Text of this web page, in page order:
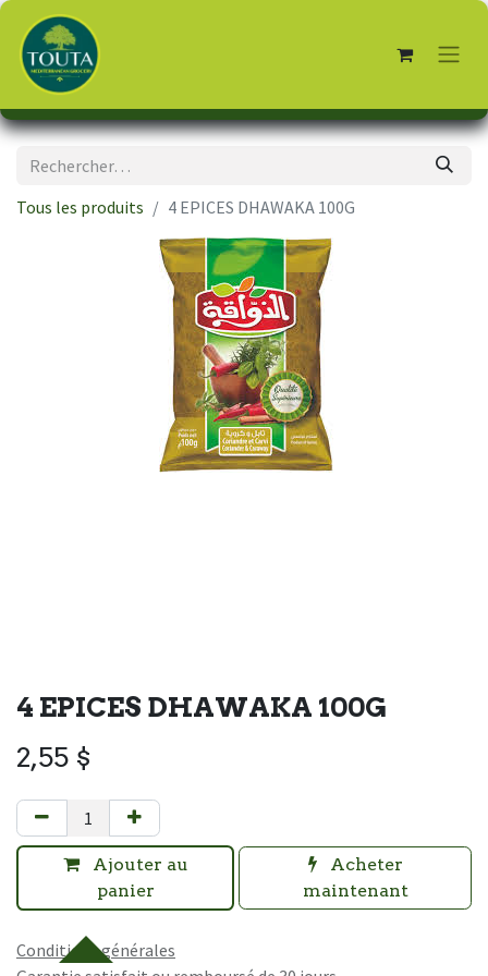
Tous les produits 4 EPICES DHAWAKA 100G
4 EPICES DHAWAKA 100G
2,55 $
Ajouter au
panier
Acheter
maintenant
Conditions générales